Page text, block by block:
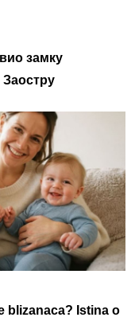
замку
blizanaca? Istina o